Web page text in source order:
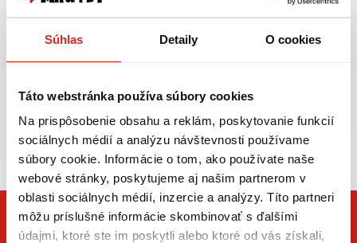
Súhlas Detaily O cookies
Táto webstránka používa súbory cookies
Na prispôsobenie obsahu a reklám, poskytovanie funkcií
sociálnych médií a analýzu návštevnosti používame
súbory cookie. Informácie o tom, ako používate naše
webové stránky, poskytujeme aj našim partnerom v
oblasti sociálnych médií, inzercie a analýzy. Títo partneri
môžu príslušné informácie skombinovať s ďalšími
údajmi, ktoré ste im poskytli alebo ktoré od vás získali,
pre objednávky
VIAC INFO
expedujeme do 24
VIAC INFO
Zasielame aj do ČR,
doprava už od 5€